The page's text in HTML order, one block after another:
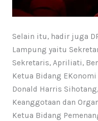
Selain itu, hadir juga
Lampung yaitu
Sekretaris, Apriliati,
Ketua Bidang
Donald Harris
Keanggotaan dan
Ketua Bidang